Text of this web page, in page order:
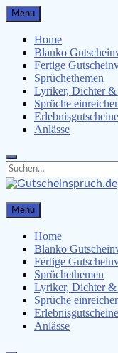
Skip
to
content
Menu
Home
Blanko
Fertige
Sprüchethemen
Lyriker, Dichter &
Sprüche
Erlebnisgutscheine
Anlässe
Search
for:
Search
Gutscheinspruch.de
Gutscheinsprüche &
Menu
Home
Blanko
Fertige
Sprüchethemen
Lyriker, Dichter &
Sprüche
Erlebnisgutscheine
Anlässe